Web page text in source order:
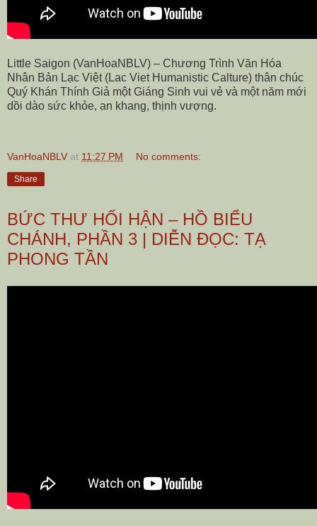
Little Saigon (VanHoaNBLV) – Chương Trình Văn Hóa
Nhân Bản Lạc Việt (Lac Viet Humanistic Calture) thân chúc
Quý Khán Thính Giả một Giáng Sinh vui vẻ và một năm mới
dồi dào sức khỏe, an khang, thịnh vượng.
VanHoaNBLV at 11:27 PM No comments:
Share
BỨC THƯ HỐI HẬN – HỒ BIỂU
CHÁNH, PHẦN 3 | DIỄN ĐỌC: TẠ
PHONG TẦN